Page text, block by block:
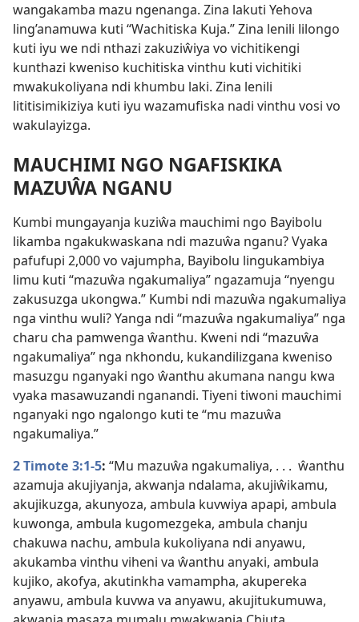
wangakamba mazu ngenanga. Zina lakuti Yehova
ling’anamuwa kuti “Wachitiska Kuja.” Zina lenili lilongo
kuti iyu we ndi nthazi zakuziŵiya vo vichitikengi
kunthazi kweniso kuchitiska vinthu kuti vichitiki
mwakukoliyana ndi khumbu laki. Zina lenili
lititisimikiziya kuti iyu wazamufiska nadi vinthu vosi vo
wakulayizga.
MAUCHIMI NGO NGAFISKIKA
MAZUŴA NGANU
Kumbi mungayanja kuziŵa mauchimi ngo Bayibolu
likamba ngakukwaskana ndi mazuŵa nganu? Vyaka
pafufupi 2,000 vo vajumpha, Bayibolu lingukambiya
limu kuti “mazuŵa ngakumaliya” ngazamuja “nyengu
zakusuzga ukongwa.” Kumbi ndi mazuŵa ngakumaliya
nga vinthu wuli? Yanga ndi “mazuŵa ngakumaliya” nga
charu cha pamwenga ŵanthu. Kweni ndi “mazuŵa
ngakumaliya” nga nkhondu, kukandilizgana kweniso
masuzgu nganyaki ngo ŵanthu akumana nangu kwa
vyaka masawuzandi nganandi. Tiyeni tiwoni mauchimi
nganyaki ngo ngalongo kuti te “mu mazuŵa
ngakumaliya.”
2 Timote 3:1-5: “Mu mazuŵa ngakumaliya, . . . ŵanthu
azamuja akujiyanja, akwanja ndalama, akujiŵikamu,
akujikuzga, akunyoza, ambula kuvwiya apapi, ambula
kuwonga, ambula kugomezgeka, ambula chanju
chakuwa nachu, ambula kukoliyana ndi anyawu,
akukamba vinthu viheni va ŵanthu anyaki, ambula
kujiko, akofya, akutinkha vamampha, akupereka
anyawu, ambula kuvwa va anyawu, akujitukumuwa,